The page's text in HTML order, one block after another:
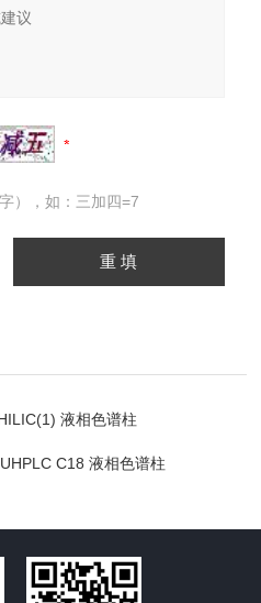
），如：三加四=7
液相色谱柱
C18 液相色谱柱